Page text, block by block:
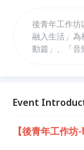
後青年工作
融入生活」
動篇」、「
Event
【後青年工作